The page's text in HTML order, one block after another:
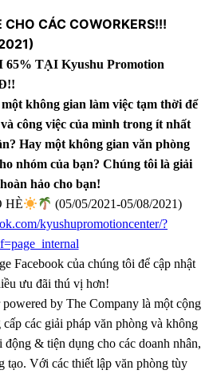
CÁC COWORKERS!!!
TẠI Kyushu Promotion
không gian làm việc tạm thời để
công việc của mình trong ít nhất
Hay một không gian văn phòng
nhóm của bạn? Chúng tôi là giải
hảo cho bạn!
HÈ
(05/05/2021-05/08/2021)
kyushupromotioncenter/?
Facebook của chúng tôi để cập nhật
ưu đãi thú vị hơn!
by The Company là một cộng
các giải pháp văn phòng và không
& tiện dụng cho các doanh nhân,
tạo. Với các thiết lập văn phòng tùy